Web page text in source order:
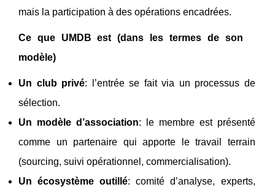
mais la participation à des opérations encadrées.
Ce que UMDB est (dans les termes de son
modèle)
Un club privé: l’entrée se fait via un processus de
sélection.
Un modèle d’association: le membre est présenté
comme un partenaire qui apporte le travail terrain
(sourcing, suivi opérationnel, commercialisation).
Un écosystème outillé: comité d’analyse, experts,